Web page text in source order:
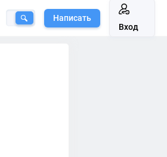
Написать
Вход